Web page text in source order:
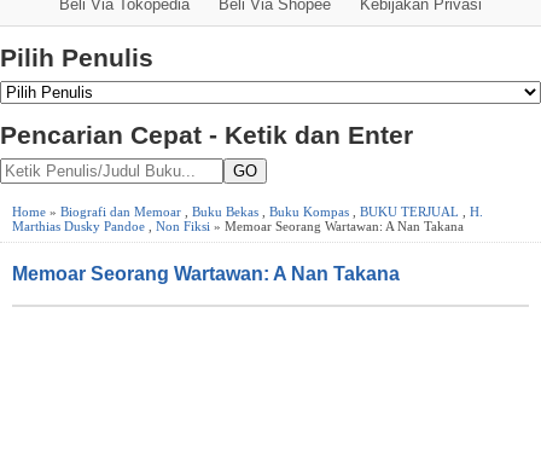
Beli Via Tokopedia Beli Via Shopee Kebijakan Privasi
Pilih Penulis
Pencarian Cepat - Ketik dan Enter
GO
Home » Biografi dan Memoar Buku Bekas Buku Kompas BUKU TERJUAL
H.
Marthias Dusky Pandoe
Non Fiksi » Memoar Seorang Wartawan: A Nan Takana
Memoar Seorang Wartawan: A Nan Takana